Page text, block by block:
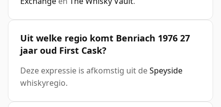
Uit welke regio komt Benriach 1976 27
jaar oud First Cask?
Deze expressie is afkomstig uit deSpeyside
whiskyregio.